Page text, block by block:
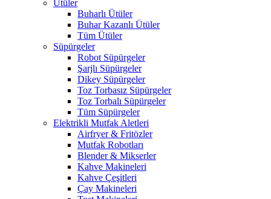
Ütüler
Buharlı Ütüler
Buhar Kazanlı Ütüler
Tüm Ütüler
Süpürgeler
Robot Süpürgeler
Şarjlı Süpürgeler
Dikey Süpürgeler
Toz Torbasız Süpürgeler
Toz Torbalı Süpürgeler
Tüm Süpürgeler
Elektrikli Mutfak Aletleri
Airfryer & Fritözler
Mutfak Robotları
Blender & Mikserler
Kahve Makineleri
Kahve Çeşitleri
Çay Makineleri